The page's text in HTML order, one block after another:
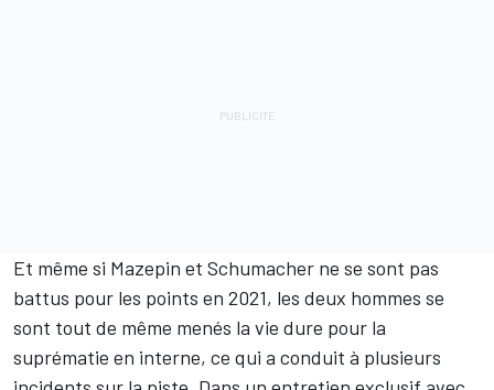
Et même si Mazepin et Schumacher ne se sont pas
battus pour les points en 2021, les deux hommes se
sont tout de même menés la vie dure pour la
suprématie en interne, ce qui a conduit à plusieurs